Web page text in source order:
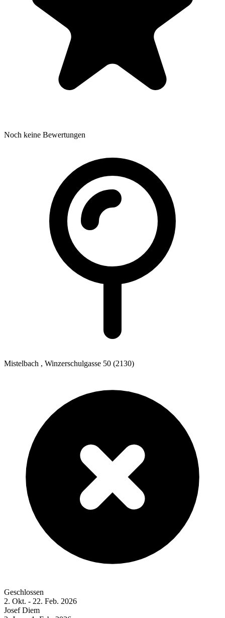
Noch keine Bewertungen
Mistelbach , Winzerschulgasse 50 (2130)
Geschlossen
2. Okt. - 22. Feb. 2026
Josef Diem